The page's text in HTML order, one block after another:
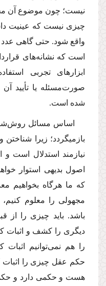
نیست؛ چون موضوع آن
چیزی نیست که عینیت
واقع شود. حتی گاهی عدد
است که نشانه‌های
ابزارهای تجربی
صورت‌مسئله یا تأیید
شده است.
اساس مسائل
بازمی‏گردد؛ زیرا
نیازمند استدلال است و
اصول بدیهی استوار
که ما هرگاه بخواهیم
مجهولی را معلوم
باشد. باید چیزی را از
دیگری را کشف و اثبات
را هم نمی‌توانیم
حکم عقل چیزی را اثبات
هست و حکمی دارد و